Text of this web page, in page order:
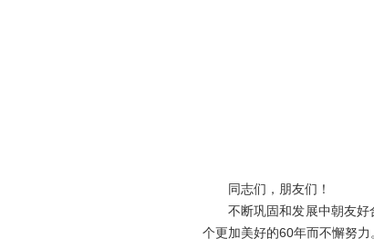
同志们，朋友们！
不断巩固和发展中朝友好合
个更加美好的60年而不懈努力